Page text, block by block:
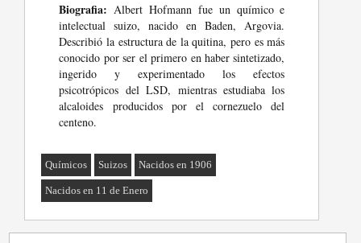
Biografia: Albert Hofmann fue un químico e
intelectual suizo, nacido en Baden, Argovia.
Describió la estructura de la quitina, pero es más
conocido por ser el primero en haber sintetizado,
ingerido y experimentado los efectos
psicotrópicos del LSD, mientras estudiaba los
alcaloides producidos por el cornezuelo del
centeno.
Químicos Suizos Nacidos en 1906
Nacidos en 11 de Enero